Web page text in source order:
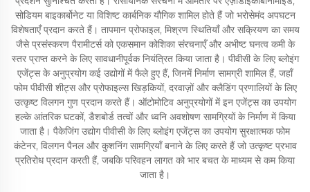
सोडियम बाइकार्बोनेट या विशिष्ट कार्बनिक यौगिक शामिल होते हैं जो भरोसेमंद अपघटन
विशेषताएँ प्रदान करते हैं। तापमान प्रोफाइल, मिश्रण स्थितियाँ और सक्रियण का समय
जैसे प्रसंस्करण पैरामीटर्स को एकसमान कोशिका संरचनाएँ और अभीष्ट घनत्व कमी के
स्तर प्राप्त करने के लिए सावधानीपूर्वक नियंत्रित किया जाता है। पीवीसी के लिए ब्लोइंग
एजेंट्स के अनुप्रयोग कई उद्योगों में फैले हुए हैं, जिनमें निर्माण सामग्री शामिल हैं, जहाँ
फोम पीवीसी शीट्स और प्रोफाइल्स खिड़कियों, दरवाज़ों और क्लैडिंग प्रणालियों के लिए
उत्कृष्ट विलगन गुण प्रदान करते हैं। ऑटोमोटिव अनुप्रयोगों में इन एजेंट्स का उपयोग
हल्के आंतरिक घटकों, डैशबोर्ड तत्वों और ध्वनि अवशोषण सामग्रियों के निर्माण में किया
जाता है। पैकेजिंग उद्योग पीवीसी के लिए ब्लोइंग एजेंट्स का उपयोग सुरक्षात्मक फोम
कंटेनर, विलगन पैनल और कुशनिंग सामग्रियाँ बनाने के लिए करते हैं जो उत्कृष्ट प्रभाव
प्रतिरोध प्रदान करती हैं, जबकि परिवहन लागत को भार बचत के माध्यम से कम किया
जाता है।